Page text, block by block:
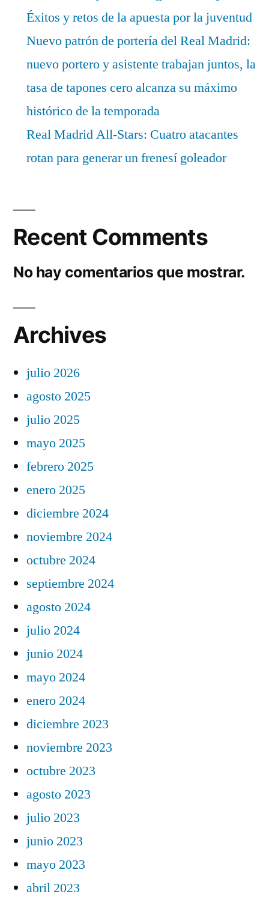
Éxitos y retos de la apuesta por la juventud
Nuevo patrón de portería del Real Madrid:
nuevo portero y asistente trabajan juntos, la
tasa de tapones cero alcanza su máximo
histórico de la temporada
Real Madrid All-Stars: Cuatro atacantes
rotan para generar un frenesí goleador
Recent Comments
No hay comentarios que mostrar.
Archives
julio 2026
agosto 2025
julio 2025
mayo 2025
febrero 2025
enero 2025
diciembre 2024
noviembre 2024
octubre 2024
septiembre 2024
agosto 2024
julio 2024
junio 2024
mayo 2024
enero 2024
diciembre 2023
noviembre 2023
octubre 2023
agosto 2023
julio 2023
junio 2023
mayo 2023
abril 2023